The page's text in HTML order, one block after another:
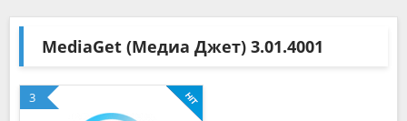
MediaGet (Медиа Джет) 3.01.4001
3